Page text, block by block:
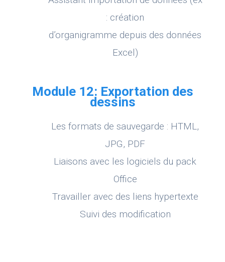
: création
d’organigramme depuis des données
Excel)
Module 12: Exportation des
dessins
Les formats de sauvegarde : HTML,
JPG, PDF
Liaisons avec les logiciels du pack
Office
Travailler avec des liens hypertexte
Suivi des modification